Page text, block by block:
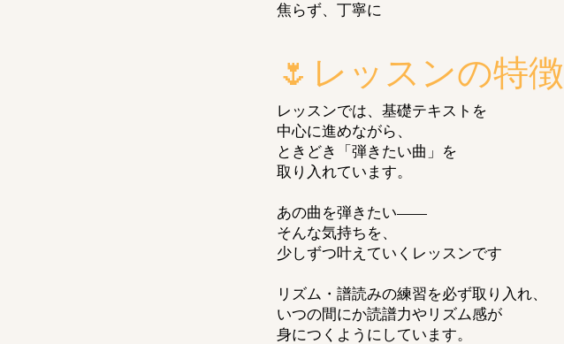
焦らず、丁寧に
🌷レッスンの特徴
レッスンでは、基礎テキストを
中心に進めながら、
ときどき「弾きたい曲」を
取り入れています。
あの曲を弾きたい——
そんな気持ちを、
少しずつ叶えていくレッスンです
リズム・譜読みの練習を必ず取り入れ、
いつの間にか読譜力やリズム感が
身につくようにしています。